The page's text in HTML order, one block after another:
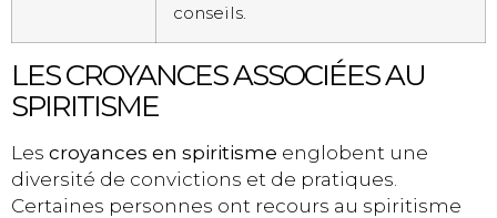
conseils.
LES CROYANCES ASSOCIÉES AU
SPIRITISME
Les croyances en spiritisme englobent une
diversité de convictions et de pratiques.
Certaines personnes ont recours au spiritisme